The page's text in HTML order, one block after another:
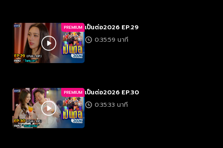
PREMIUM เป็นต่อ2026 EP.29
0:35:59 นาที
PREMIUM เป็นต่อ2026 EP.30
0:35:33 นาที